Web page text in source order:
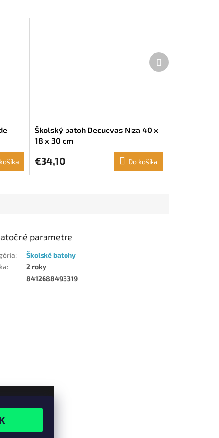
Školský batoh Decuevas Niza 40 x
18 x 30 cm
€34,10 Do košíka
Ďalší
produkt
parametre
:
Školské batohy
:
2 roky
8412688493319